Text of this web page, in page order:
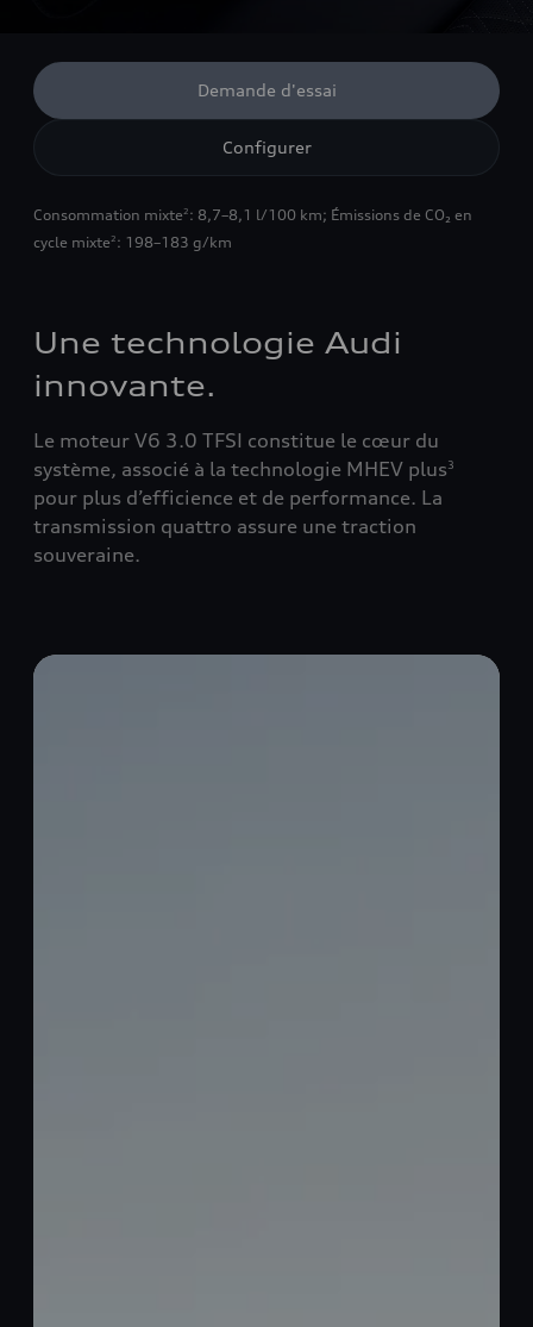
Demande d'essai
Configurer
Consommation mixte2 : 8,7–8,1 l/100 km; Émissions de CO₂ en
cycle mixte 2 : 198–183 g/km
Une technologie Audi
innovante.
Le moteur V6 3.0 TFSI constitue le cœur du
système, associé à la technologie MHEV plus3
pour plus d’efficience et de performance. La
transmission quattro assure une traction
souveraine.